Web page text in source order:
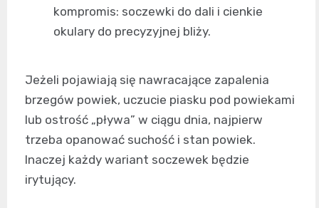
kompromis: soczewki do dali i cienkie
okulary do precyzyjnej bliży.
Jeżeli pojawiają się nawracające zapalenia
brzegów powiek, uczucie piasku pod powiekami
lub ostrość „pływa” w ciągu dnia, najpierw
trzeba opanować suchość i stan powiek.
Inaczej każdy wariant soczewek będzie
irytujący.